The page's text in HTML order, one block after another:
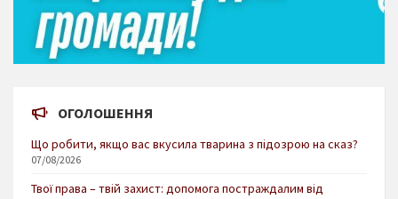
ОГОЛОШЕННЯ
Що робити, якщо вас вкусила тварина з підозрою на сказ?
07/08/2026
Твої права – твій захист: допомога постраждалим від